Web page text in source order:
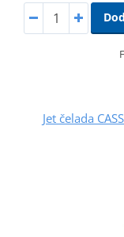
Jet čelada